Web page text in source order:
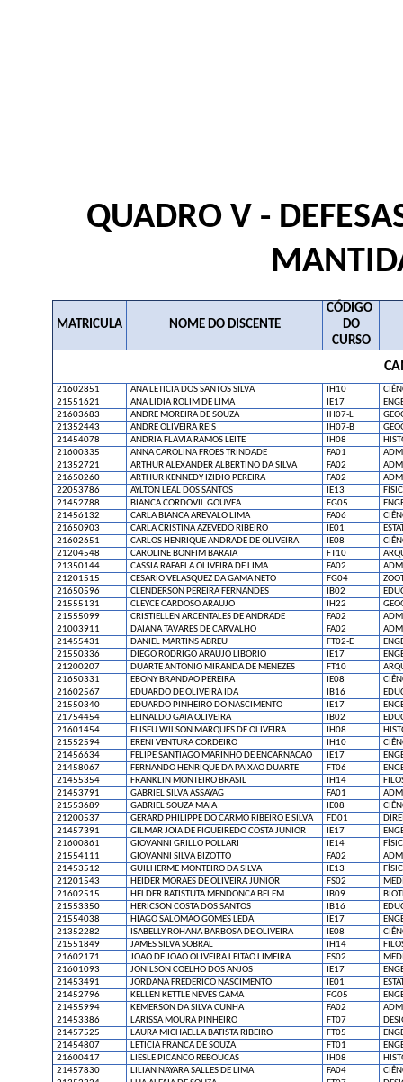
QUADRO V -
MATRICULA NOME DO DISCENTE
CÓDIGO
DO
CURSO
21602851 ANA LETICIA DOS SANTOS SILVA IH10
21551621
ANA LIDIA ROLIM DE LIMA IE17
21603683
ANDRE MOREIRA DE SOUZA IH07-L
21352443
ANDRE OLIVEIRA REIS IH07-B
21454078
ANDRIA FLAVIA RAMOS LEITE IH08
21600335
ANNA CAROLINA FROES TRINDADE FA01
21352721
ARTHUR ALEXANDER ALBERTINO DA SILVA FA02
21650260
ARTHUR KENNEDY IZIDIO PEREIRA FA02
22053786
AYLTON LEAL DOS SANTOS IE13
21452788
BIANCA CORDOVIL GOUVEA FG05
21456132
CARLA BIANCA AREVALO LIMA FA06
21650903
CARLA CRISTINA AZEVEDO RIBEIRO IE01
21602651
CARLOS HENRIQUE ANDRADE DE OLIVEIRA IE08
21204548
CAROLINE BONFIM BARATA FT10
21350144
CASSIA RAFAELA OLIVEIRA DE LIMA FA02
21201515
CESARIO VELASQUEZ DA GAMA NETO FG04
21650596
CLENDERSON PEREIRA FERNANDES IB02
21555131
CLEYCE CARDOSO ARAUJO IH22
21555099
CRISTIELLEN ARCENTALES DE ANDRADE FA02
21003911
DAIANA TAVARES DE CARVALHO FA02
21455431
DANIEL MARTINS ABREU FT02-E
21550336
DIEGO RODRIGO ARAUJO LIBORIO IE17
21200207
DUARTE ANTONIO MIRANDA DE MENEZES FT10
21650331
EBONY BRANDAO PEREIRA IE08
21602567
EDUARDO DE OLIVEIRA IDA IB16
21550340
EDUARDO PINHEIRO DO NASCIMENTO IE17
21754454
ELINALDO GAIA OLIVEIRA IB02
21601454
ELISEU WILSON MARQUES DE OLIVEIRA IH08
21552594
ERENI VENTURA CORDEIRO IH10
21456634
FELIPE SANTIAGO MARINHO DE ENCARNACAO IE17
21458067
FERNANDO HENRIQUE DA PAIXAO DUARTE FT06
21455354
FRANKLIN MONTEIRO BRASIL IH14
21453791
GABRIEL SILVA ASSAYAG FA01
21553689
GABRIEL SOUZA MAIA IE08
21200537
GERARD PHILIPPE DO CARMO RIBEIRO E SILVA FD01
21457391
GILMAR JOIA DE FIGUEIREDO COSTA JUNIOR IE17
21600861
GIOVANNI GRILLO POLLARI IE14
21554111
GIOVANNI SILVA BIZOTTO FA02
21453512
GUILHERME MONTEIRO DA SILVA IE13
21201543
HEIDER MORAES DE OLIVEIRA JUNIOR FS02
21602515
HELDER BATISTUTA MENDONCA BELEM IB09
21553350
HERICSON COSTA DOS SANTOS IB16
21554038
HIAGO SALOMAO GOMES LEDA IE17
21352282
ISABELLY ROHANA BARBOSA DE OLIVEIRA IE08
21551849
JAMES SILVA SOBRAL IH14
21602171
JOAO DE JOAO OLIVEIRA LEITAO LIMEIRA FS02
21601093
JONILSON COELHO DOS ANJOS IE17
21453491
JORDANA FREDERICO NASCIMENTO IE01
21452796
KELLEN KETTLE NEVES GAMA FG05
21455994
KEMERSON DA SILVA CUNHA FA02
21453386
LARISSA MOURA PINHEIRO FT07
21457525
LAURA MICHAELLA BATISTA RIBEIRO FT05
21454807
LETICIA FRANCA DE SOUZA FT01
21600417
LIESLE PICANCO REBOUCAS IH08
21457830
LILIAN NAYARA SALLES DE LIMA FA04